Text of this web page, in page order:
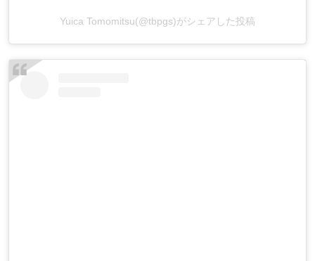
Yuica Tomomitsu(@tbpgs)がシェアした投稿